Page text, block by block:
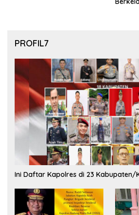
PROFIL7
Ini Daftar Kapolres di 23 Kabupaten/